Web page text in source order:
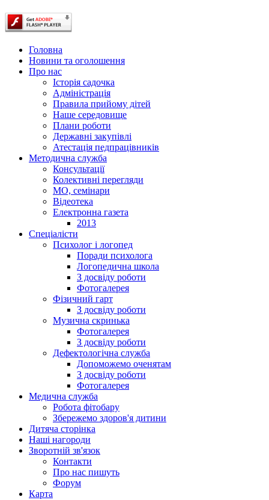
Головна
Новини та оголошення
Про нас
Історія садочка
Адміністрація
Правила прийому дітей
Наше середовище
Плани роботи
Державні закупівлі
Атестація педпрацівників
Методична служба
Консультації
Колективні перегляди
МО, семінари
Відеотека
Електронна газета
2013
Спеціалісти
Психолог і логопед
Поради психолога
Логопедична школа
З досвіду роботи
Фотогалерея
Фізичний гарт
З досвіду роботи
Музична скринька
Фотогалерея
З досвіду роботи
Дефектологічна служба
Допоможемо оченятам
З досвіду роботи
Фотогалерея
Медична служба
Робота фітобару
Збережемо здоров'я дитини
Дитяча сторінка
Наші нагороди
Зворотній зв'язок
Контакти
Про нас пишуть
Форум
Карта